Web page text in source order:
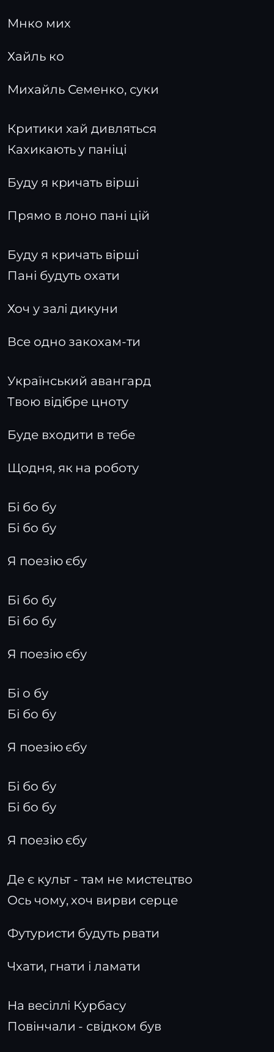
Мнко мих
Хайль ко
Михайль Семенко, суки
Критики хай дивляться
Кахикають у паніці
Буду я кричать вірші
Прямо в лоно пані цій
Буду я кричать вірші
Пані будуть охати
Хоч у залі дикуни
Все одно закохам-ти
Український авангард
Твою відібре цноту
Буде входити в тебе
Щодня, як на роботу
Бі бо бу
Бі бо бу
Я поезію єбу
Бі бо бу
Бі бо бу
Я поезію єбу
Бі о бу
Бі бо бу
Я поезію єбу
Бі бо бу
Бі бо бу
Я поезію єбу
Де є культ - там не мистецтво
Ось чому, хоч вирви серце
Футуристи будуть рвати
Чхати, гнати і ламати
На весіллі Курбасу
Повінчали - свідком був